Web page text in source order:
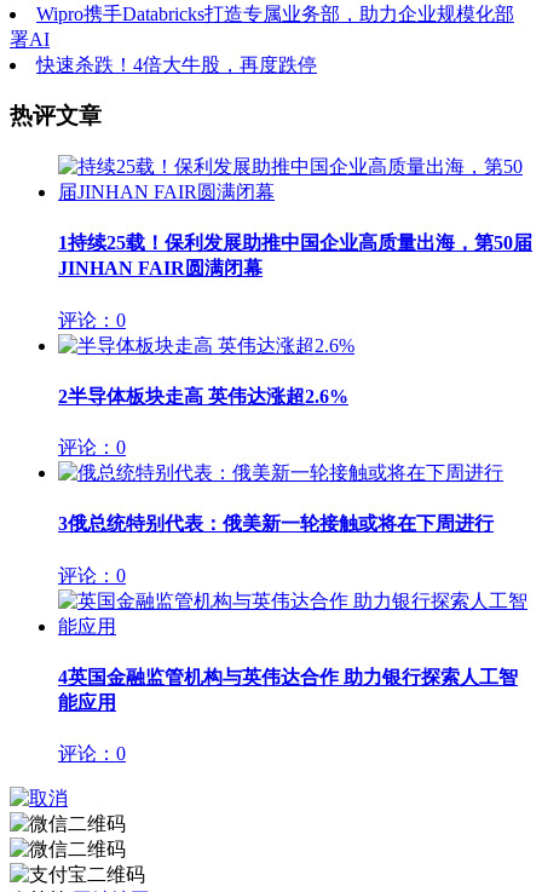
Wipro携手Databricks打造专属业务部，助力企业规模化部
署AI
快速杀跌！4倍大牛股，再度跌停
热评文章
1持续25载！保利发展助推中国企业高质量出海，第50届
JINHAN FAIR圆满闭幕
评论：0
2半导体板块走高 英伟达涨超2.6%
评论：0
3俄总统特别代表：俄美新一轮接触或将在下周进行
评论：0
4英国金融监管机构与英伟达合作 助力银行探索人工智
能应用
评论：0